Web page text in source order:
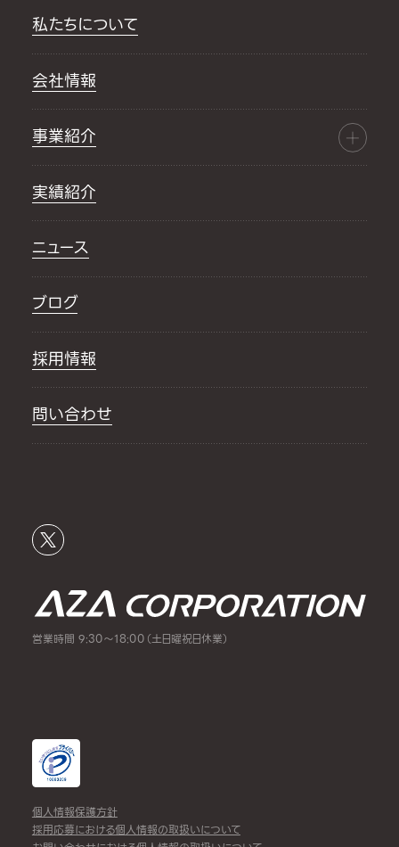
私たちについて
会社情報
事業紹介
実績紹介
ニュース
ブログ
採用情報
問い合わせ
営業時間 9:30～18:00（土日曜祝日休業）
個人情報保護方針
採用応募における個人情報の取扱いについて